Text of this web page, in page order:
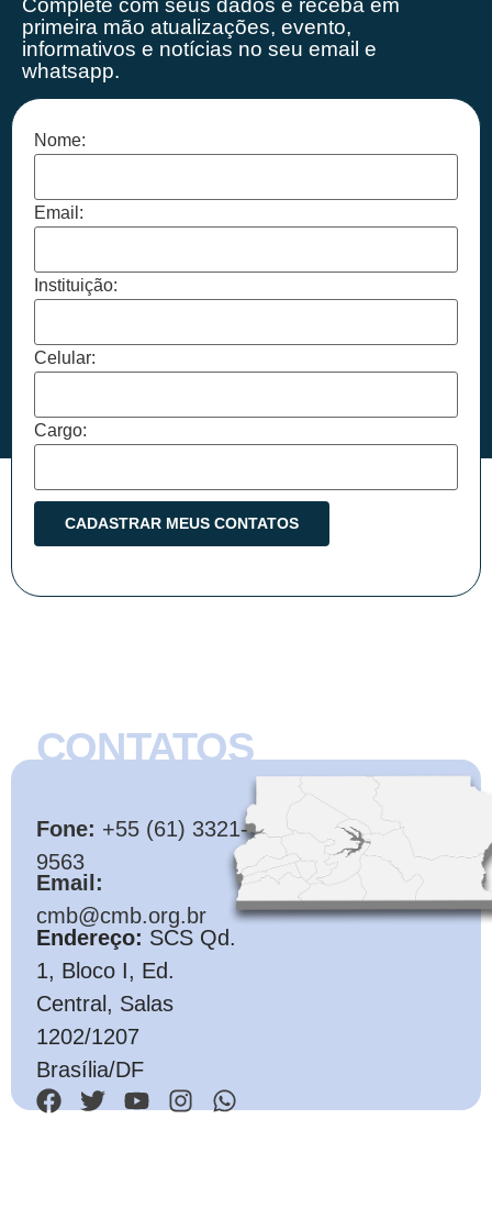
Complete com seus dados e receba em
primeira mão atualizações, evento,
informativos e notícias no seu email e
whatsapp.
Nome:
Email:
Instituição:
Celular:
Cargo:
CONTATOS
Fone: +55 (61) 3321-
9563
Email:
cmb@cmb.org.br
Endereço: SCS Qd.
1, Bloco I, Ed.
Central, Salas
1202/1207
Brasília/DF